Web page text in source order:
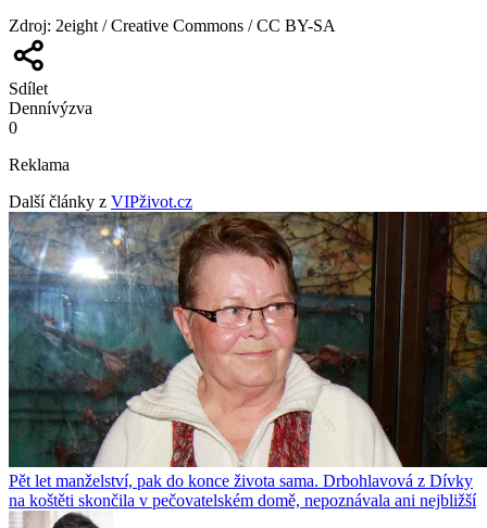
Zdroj: 2eight / Creative Commons / CC BY-SA
Sdílet
Dennívýzva
0
Reklama
Další články z VIPživot.cz
Pět let manželství, pak do konce života sama. Drbohlavová z Dívky
na koštěti skončila v pečovatelském domě, nepoznávala ani nejbližší